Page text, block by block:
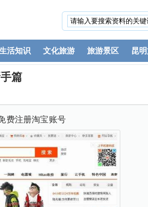
活知识 文化旅游 旅游景区 昆
篇
费注册淘宝账号